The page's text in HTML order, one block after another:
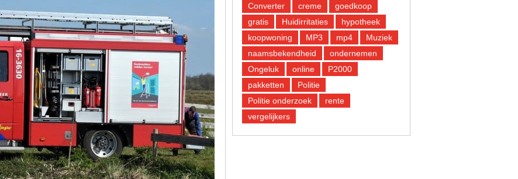
Converter
creme
goedkoop
gratis
Huidirritaties
hypotheek
koopwoning
MP3 mp4
Muziek
naamsbekendheid
ondernemen
Ongeluk
online
P2000
pakketten
Politie
Politie onderzoek
rente
vergelijkers